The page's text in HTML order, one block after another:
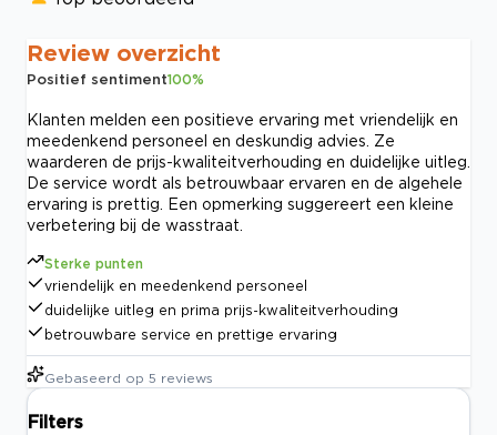
Review overzicht
Positief sentiment100%
Klanten melden een positieve ervaring met vriendelijk en
meedenkend personeel en deskundig advies. Ze
waarderen de prijs-kwaliteitverhouding en duidelijke uitleg.
De service wordt als betrouwbaar ervaren en de algehele
ervaring is prettig. Een opmerking suggereert een kleine
verbetering bij de wasstraat.
Sterke punten
vriendelijk en meedenkend personeel
duidelijke uitleg en prima prijs-kwaliteitverhouding
betrouwbare service en prettige ervaring
Gebaseerd op 5 reviews
Filters